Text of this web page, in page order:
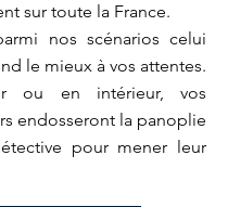
sur toute la France.
nos scénarios celui
le mieux à vos attentes.
ou en intérieur, vos
endosseront la panoplie
pour mener leur